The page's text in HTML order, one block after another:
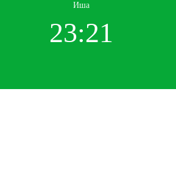
Иша
23:21